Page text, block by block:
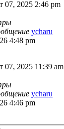
07, 2025 2:46 pm
ycharu
4:48 pm
07, 2025 11:39 am
ycharu
4:46 pm